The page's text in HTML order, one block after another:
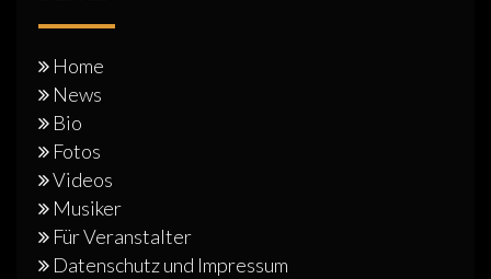
Home
News
Bio
Fotos
Videos
Musiker
Für Veranstalter
Datenschutz und Impressum